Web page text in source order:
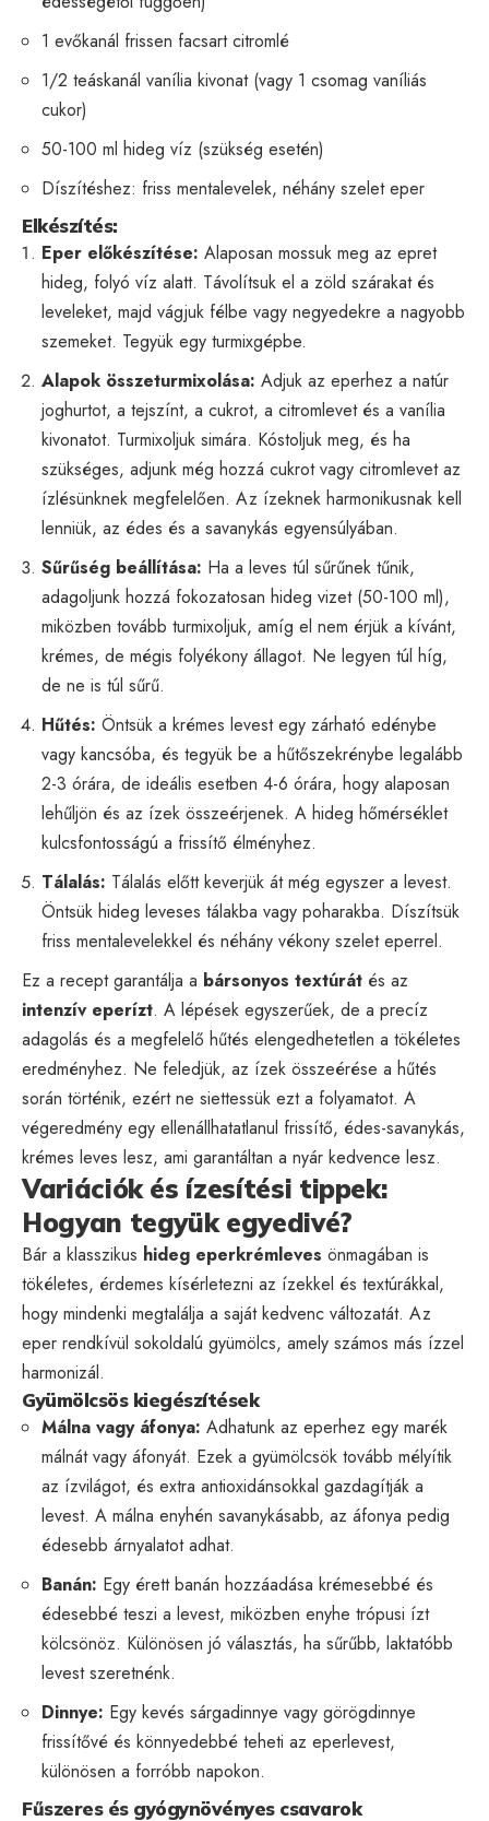
1 evőkanál frissen facsart citromlé
1/2 teáskanál vanília kivonat (vagy 1 csomag vaníliás
cukor)
50-100 ml hideg víz (szükség esetén)
Díszítéshez: friss mentalevelek, néhány szelet eper
Elkészítés:
Eper előkészítése: Alaposan mossuk meg az epret
hideg, folyó víz alatt. Távolítsuk el a zöld szárakat és
leveleket, majd vágjuk félbe vagy negyedekre a nagyobb
szemeket. Tegyük egy turmixgépbe.
Alapok összeturmixolása: Adjuk az eperhez a natúr
joghurtot, a tejszínt, a cukrot, a citromlevet és a vanília
kivonatot. Turmixoljuk simára. Kóstoljuk meg, és ha
szükséges, adjunk még hozzá cukrot vagy citromlevet az
ízlésünknek megfelelően. Az ízeknek harmonikusnak kell
lenniük, az édes és a savanykás egyensúlyában.
Sűrűség beállítása: Ha a leves túl sűrűnek tűnik,
adagoljunk hozzá fokozatosan hideg vizet (50-100 ml),
miközben tovább turmixoljuk, amíg el nem érjük a kívánt,
krémes, de mégis folyékony állagot. Ne legyen túl híg,
de ne is túl sűrű.
Hűtés: Öntsük a krémes levest egy zárható edénybe
vagy kancsóba, és tegyük be a hűtőszekrénybe legalább
2-3 órára, de ideális esetben 4-6 órára, hogy alaposan
lehűljön és az ízek összeérjenek. A hideg hőmérséklet
kulcsfontosságú a frissítő élményhez.
Tálalás: Tálalás előtt keverjük át még egyszer a levest.
Öntsük hideg leveses tálakba vagy poharakba. Díszítsük
friss mentalevelekkel és néhány vékony szelet eperrel.
Ez a recept garantálja a bársonyos textúrát és az
intenzív eperízt. A lépések egyszerűek, de a precíz
adagolás és a megfelelő hűtés elengedhetetlen a tökéletes
eredményhez. Ne feledjük, az ízek összeérése a hűtés
során történik, ezért ne siettessük ezt a folyamatot. A
végeredmény egy ellenállhatatlanul frissítő, édes-savanykás,
krémes leves lesz, ami garantáltan a nyár kedvence lesz.
Variációk és ízesítési tippek:
Hogyan tegyük egyedivé?
Bár a klasszikus hideg eperkrémleves önmagában is
tökéletes, érdemes kísérletezni az ízekkel és textúrákkal,
hogy mindenki megtalálja a saját kedvenc változatát. Az
eper rendkívül sokoldalú gyümölcs, amely számos más ízzel
harmonizál.
Gyümölcsös kiegészítések
Málna vagy áfonya: Adhatunk az eperhez egy marék
málnát vagy áfonyát. Ezek a gyümölcsök tovább mélyítik
az ízvilágot, és extra antioxidánsokkal gazdagítják a
levest. A málna enyhén savanykásabb, az áfonya pedig
édesebb árnyalatot adhat.
Banán: Egy érett banán hozzáadása krémesebbé és
édesebbé teszi a levest, miközben enyhe trópusi ízt
kölcsönöz. Különösen jó választás, ha sűrűbb, laktatóbb
levest szeretnénk.
Dinnye: Egy kevés sárgadinnye vagy görögdinnye
frissítővé és könnyedebbé teheti az eperlevest,
különösen a forróbb napokon.
Fűszeres és gyógynövényes csavarok